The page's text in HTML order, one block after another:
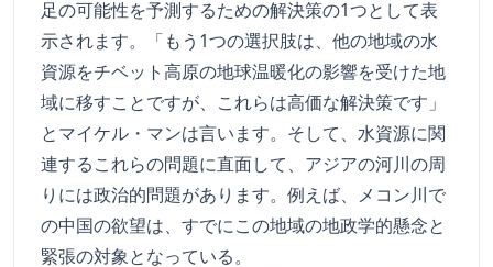
足の可能性を予測するための解決策の1つとして表
示されます。「もう1つの選択肢は、他の地域の水
資源をチベット高原の地球温暖化の影響を受けた地
域に移すことですが、これらは高価な解決策です」
とマイケル・マンは言います。そして、水資源に関
連するこれらの問題に直面して、アジアの河川の周
りには政治的問題があります。例えば、メコン川で
の中国の欲望は、すでにこの地域の地政学的懸念と
緊張の対象となっている。